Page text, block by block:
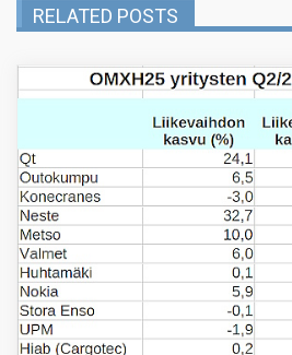
RELATED POSTS